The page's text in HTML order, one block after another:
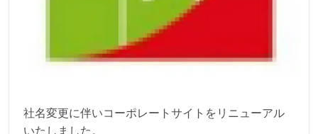
社名変更に伴いコーポレートサイトをリニューアル
いたしました。